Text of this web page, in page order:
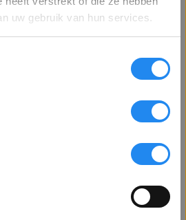
uw gebruik van hun services.
BTW
batterij en riemtas. De lampkop is
90° kantelbaar, lichtsterkte is 60
is 35 uur tot 1 lumen. In de ...
incl. BTW
Voeg toe
of particuliere klant?